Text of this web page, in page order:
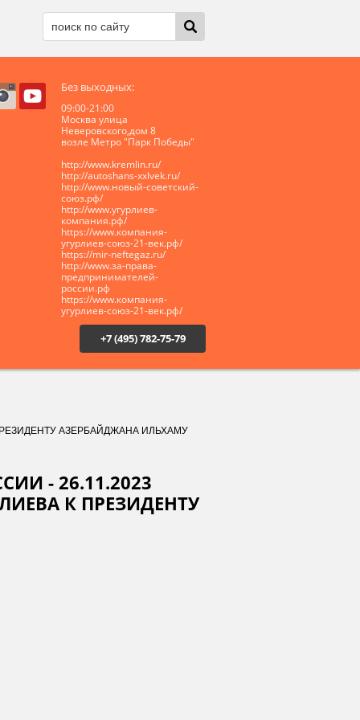
Без выходных:
09:00-21:00
Москва улица
Неверовского,дом 8
возле Метро "Парк Победы"
http://www.kremlin.ru/
http://autoshans-xxlvek.ru/
​http://www.новый-советский-
союз.рф/
http://www.угурлиев-
компания.рф/
https://www.компания-
угурлиев-союз-21-век.рф/
https://mir-neftegaz.ru/
http://www.за-права-
предпринимателей-
россии.рф
https://www.компания-
угурлиев-союз-21-век.рф/
+7 (495) 782-75-79
АЗЕРБАЙДЖАНА ИЛЬХАМУ
- 26.11.2023
К ПРЕЗИДЕНТУ